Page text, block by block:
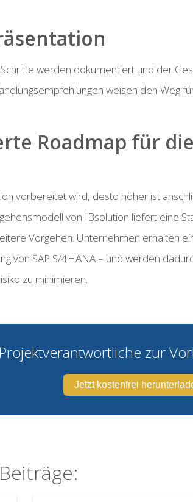
werden dokumentiert und der
weisen den Weg
Roadmap für die
vorbereitet wird, desto höher ist
von IBsolution liefert eine
Vorgehen. Unternehmen erhalten
von SAP S/4HANA – und werden
zu minimieren.
zur
Jetzt kostenfrei